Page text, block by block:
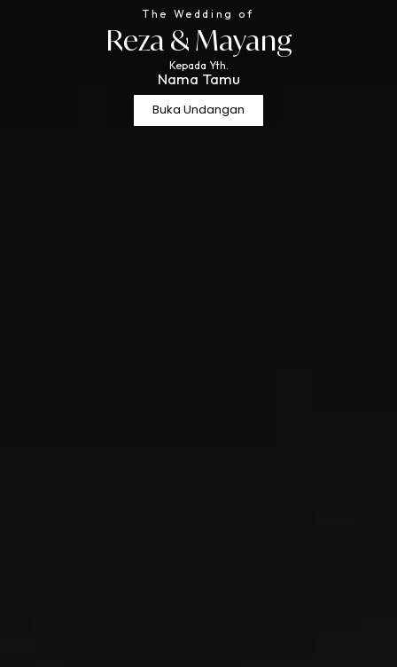
The Wedding of
Reza & Mayang
Kepada Yth.
Nama Tamu
Buka Undangan
The Wedding of
Reza & Mayang
07 . 04 . 2026